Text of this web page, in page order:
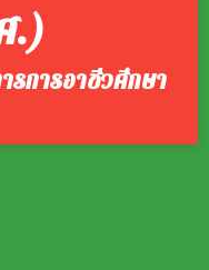
.)
รการอาชีวศึกษา